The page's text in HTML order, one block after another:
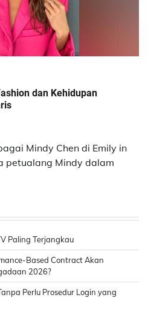
dan Kehidupan
Mindy Chen di Emily in
petualang Mindy dalam
Paling Terjangkau
Based Contract Akan
2026?
Perlu Prosedur Login yang